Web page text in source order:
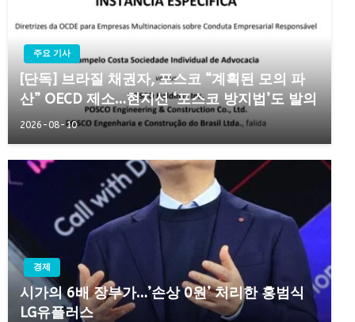
주요 기사
[단독] 브라질 채권자, 포스코 “계획된 모의 파
산” OECD 제소…현지선 ‘포스코 방지법’도 발의
2026-08-10
경제
시가의 6배 장부가…’손상 0원’ 처리한 홍범식
LG유플러스